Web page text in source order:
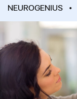
สัน”…
NEUROGENIUS •